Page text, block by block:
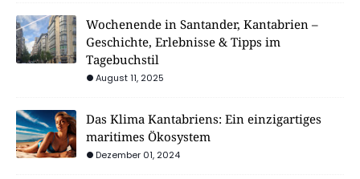
Wochenende in Santander, Kantabrien –
Geschichte, Erlebnisse & Tipps im
Tagebuchstil
August 11, 2025
Das Klima Kantabriens: Ein einzigartiges
maritimes Ökosystem
Dezember 01, 2024